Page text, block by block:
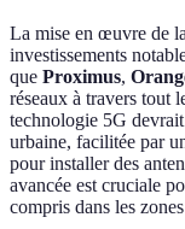
La mise en œuvre de
investissements
que Proximus,
réseaux à travers tout
technologie 5G
urbaine, facilitée par
pour installer des
avancée est cruciale
compris dans les